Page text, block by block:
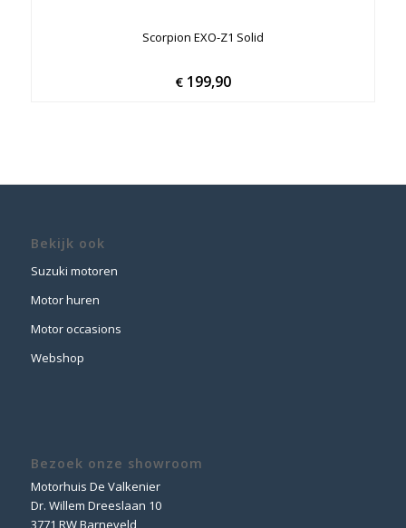
Scorpion EXO-Z1 Solid
€199,90
Bekijk ook
Suzuki motoren
Motor huren
Motor occasions
Webshop
Bezoek onze showroom
Motorhuis De Valkenier
Dr. Willem Dreeslaan 10
3771 RW Barneveld